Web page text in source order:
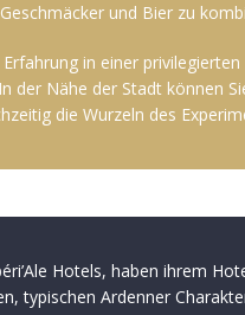
und Bier zu
in einer privilegierten
In der Nähe der Stadt können
die Wurzeln des
Hotels, haben ihrem
typischen Ardenner